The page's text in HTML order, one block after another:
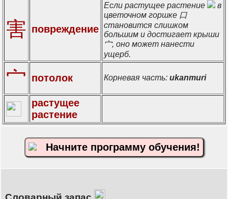
害 повреждение
Если растущее растение
в
цветочном горшке 口
становится слишком
большим и достигает крыши
宀, оно может нанести
ущерб.
宀 потолок Корневая часть: ukanmuri
растущее
растение
Начните программу обучения!